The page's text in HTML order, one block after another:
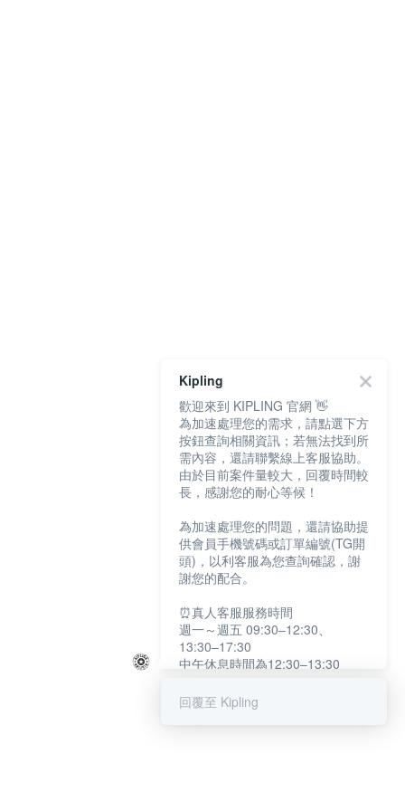
Kipling
歡迎來到 KIPLING 官網 👋
為加速處理您的需求，請點選下方
按鈕查詢相關資訊；若無法找到所
需內容，還請聯繫線上客服協助。
由於目前案件量較大，回覆時間較
長，感謝您的耐心等候！
為加速處理您的問題，還請協助提
供會員手機號碼或訂單編號(TG開
頭)，以利客服為您查詢確認，謝
謝您的配合。
⏰真人客服服務時間
週一～週五 09:30–12:30、
13:30–17:30
中午休息時間為12:30–13:30
提醒您：系統會自動已讀訊息，如
回覆至 Kipling